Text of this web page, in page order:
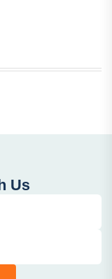
Us